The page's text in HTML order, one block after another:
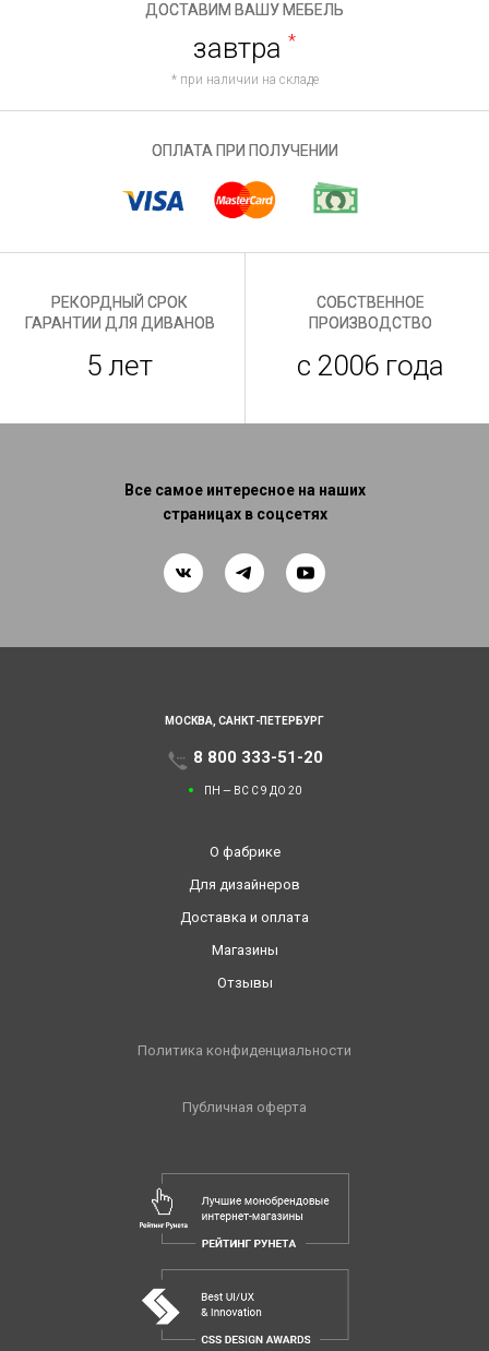
ДОСТАВИМ ВАШУ МЕБЕЛЬ
завтра *
* при наличии на складе
ОПЛАТА ПРИ ПОЛУЧЕНИИ
РЕКОРДНЫЙ СРОК
ГАРАНТИИ ДЛЯ ДИВАНОВ
5 лет
СОБСТВЕННОЕ
ПРОИЗВОДСТВО
с 2006 года
Все самое интересное на наших
страницах в соцсетях
МОСКВА, САНКТ-ПЕТЕРБУРГ
8 800 333-51-20
ПН — ВС С 9 ДО 20
О фабрике
Для дизайнеров
Доставка и оплата
Магазины
Отзывы
Политика конфиденциальности
Публичная оферта